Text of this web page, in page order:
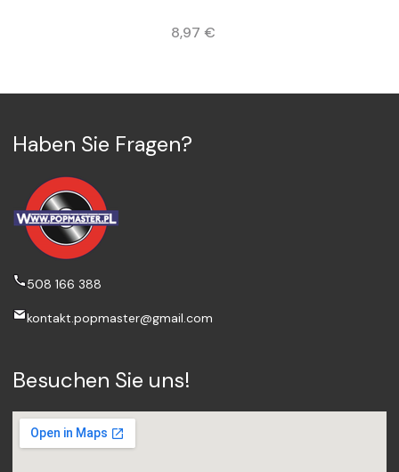
Preis
8,97 €
Haben Sie Fragen?
508 166 388
kontakt.popmaster@gmail.com
Besuchen Sie uns!